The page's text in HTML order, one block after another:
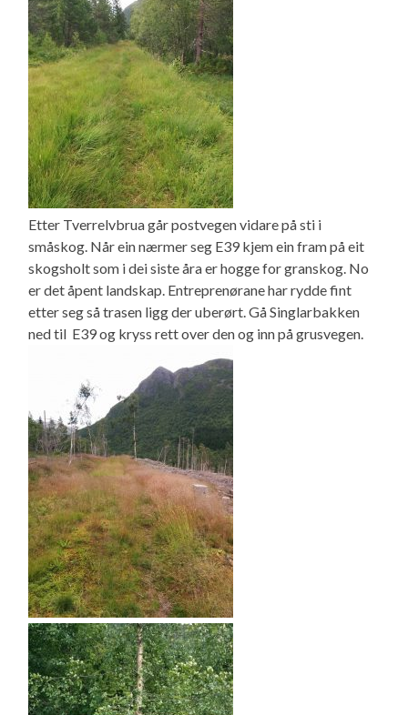
Etter Tverrelvbrua går postvegen vidare på sti i
småskog. Når ein nærmer seg E39 kjem ein fram på eit
skogsholt som i dei siste åra er hogge for granskog. No
er det åpent landskap. Entreprenørane har rydde fint
etter seg så trasen ligg der uberørt. Gå Singlarbakken
ned til E39 og kryss rett over den og inn på grusvegen.